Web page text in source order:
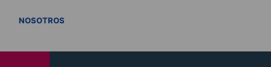
NOSOTROS